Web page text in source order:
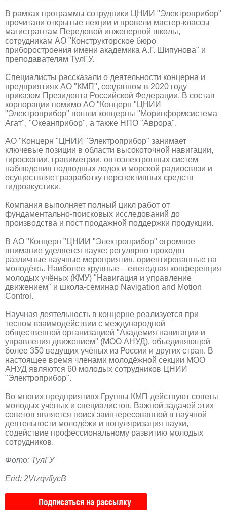
В рамках программы сотрудники ЦНИИ "Электроприбор"
прочитали открытые лекции и провели мастер-классы
магистрантам Передовой инженерной школы,
сотрудникам АО "Конструкторское бюро
приборостроения имени академика А.Г. Шипунова" и
преподавателям ТулГУ.
Специалисты рассказали о деятельности концерна и
предприятиях АО "КМП", созданном в 2020 году
приказом Президента Российской Федерации. В состав
корпорации помимо АО "Концерн "ЦНИИ
"Электроприбор" вошли концерны "Моринформсистема
Агат", "Океанприбор", а также НПО "Аврора".
АО "Концерн "ЦНИИ "Электроприбор" занимает
ключевые позиции в области высокоточной навигации,
гироскопии, гравиметрии, оптоэлектронных систем
наблюдения подводных лодок и морской радиосвязи и
осуществляет разработку перспективных средств
гидроакустики.
Компания выполняет полный цикл работ от
фундаментально-поисковых исследований до
производства и пост продажной поддержки продукции.
В АО "Концерн "ЦНИИ "Электроприбор" огромное
внимание уделяется науке: регулярно проходят
различные научные мероприятия, ориентированные на
молодёжь. Наиболее крупные – ежегодная конференция
молодых учёных (КМУ) "Навигация и управление
движением" и школа-семинар Navigation and Motion
Control.
Научная деятельность в концерне реализуется при
тесном взаимодействии с международной
общественной организацией "Академия навигации и
управления движением" (МОО АНУД), объединяющей
более 350 ведущих учёных из России и других стран. В
настоящее время членами молодёжной секции МОО
АНУД являются 60 молодых сотрудников ЦНИИ
"Электроприбор".
Во многих предприятиях Группы КМП действуют советы
молодых учёных и специалистов. Важной задачей этих
советов является поиск заинтересованной в научной
деятельности молодёжи и популяризация науки,
содействие профессиональному развитию молодых
сотрудников.
Фото: ТулГУ
Erid: 2VtzqvfiycB
Подписаться на рассылку